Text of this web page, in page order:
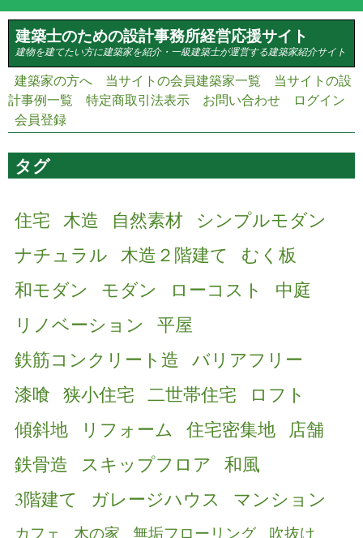
メインコンテンツに移動
建築士のための設計事務所経営応援サイト
建物を建てたい方に建築家を紹介・一級建築士が運営する建築家紹介サイト
建築家の方へ 当サイトの会員建築家一覧
当サイトの設
計事例一覧
特定商取引法表示 お問い合わせ
ログイン
会員登録
タグ
住宅 木造 自然素材 シンプルモダン
ナチュラル 木造２階建て
むく板
和モダン
モダン ローコスト
中庭
リノベーション
平屋
鉄筋コンクリート造 バリアフリー
漆喰 狭小住宅 二世帯住宅
ロフト
傾斜地
リフォーム 住宅密集地
店舗
鉄骨造
スキップフロア 和風
3階建て
ガレージハウス マンション
カフェ 木の家 無垢フローリング
吹抜け